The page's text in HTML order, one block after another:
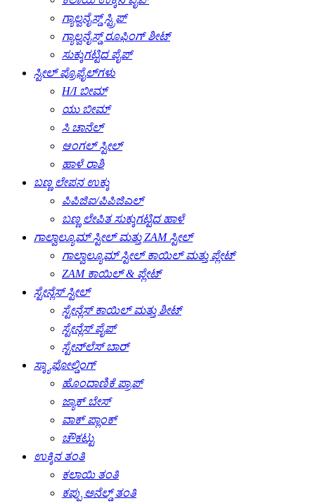
ಗ್ಯಾಲ್ವನೈಸ್ಡ್ ಸ್ಟ್ರಿಪ್
ಗ್ಯಾಲ್ವನೈಸ್ಡ್ ರೂಫಿಂಗ್ ಶೀಟ್
ಸುಕ್ಕುಗಟ್ಟಿದ ಪೈಪ್
ಸ್ಟೀಲ್ ಪ್ರೊಫೈಲ್‌ಗಳು
H/I ಬೀಮ್
ಯು ಬೀಮ್
ಸಿ ಚಾನೆಲ್
ಆಂಗಲ್ ಸ್ಟೀಲ್
ಹಾಳೆ ರಾಶಿ
ಬಣ್ಣ ಲೇಪನ ಉಕ್ಕು
ಪಿಪಿಜಿಐ/ಪಿಪಿಜಿಎಲ್
ಬಣ್ಣ ಲೇಪಿತ ಸುಕ್ಕುಗಟ್ಟಿದ ಹಾಳೆ
ಗಾಲ್ವಾಲ್ಯೂಮ್ ಸ್ಟೀಲ್ ಮತ್ತು ZAM ಸ್ಟೀಲ್
ಗಾಲ್ವಾಲ್ಯೂಮ್ ಸ್ಟೀಲ್ ಕಾಯಿಲ್ ಮತ್ತು ಪ್ಲೇಟ್
ZAM ಕಾಯಿಲ್ & ಪ್ಲೇಟ್
ಸ್ಟೇನ್ಲೆಸ್ ಸ್ಟೀಲ್
ಸ್ಟೇನ್ಲೆಸ್ ಕಾಯಿಲ್ ಮತ್ತು ಶೀಟ್
ಸ್ಟೇನ್ಲೆಸ್ ಪೈಪ್
ಸ್ಟೇನ್‌ಲೆಸ್ ಬಾರ್
ಸ್ಕ್ಯಾಫೋಲ್ಡಿಂಗ್
ಹೊಂದಾಣಿಕೆ ಪ್ರಾಪ್
ಜ್ಯಾಕ್ ಬೇಸ್
ವಾಕ್ ಪ್ಲಾಂಕ್
ಚೌಕಟ್ಟು
ಉಕ್ಕಿನ ತಂತಿ
ಕಲಾಯಿ ತಂತಿ
ಕಪ್ಪು ಅನೆಲ್ಡ್ ತಂತಿ